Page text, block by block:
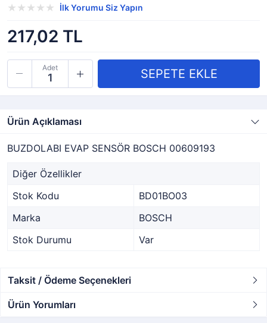
İlk Yorumu Siz Yapın
217,02 TL
Adet
Ürün Açıklaması
BUZDOLABI EVAP SENSÖR BOSCH 00609193
Diğer Özellikler
Stok Kodu
BD01BO03
Marka
BOSCH
Stok Durumu
Var
Taksit / Ödeme Seçenekleri
Ürün Yorumları